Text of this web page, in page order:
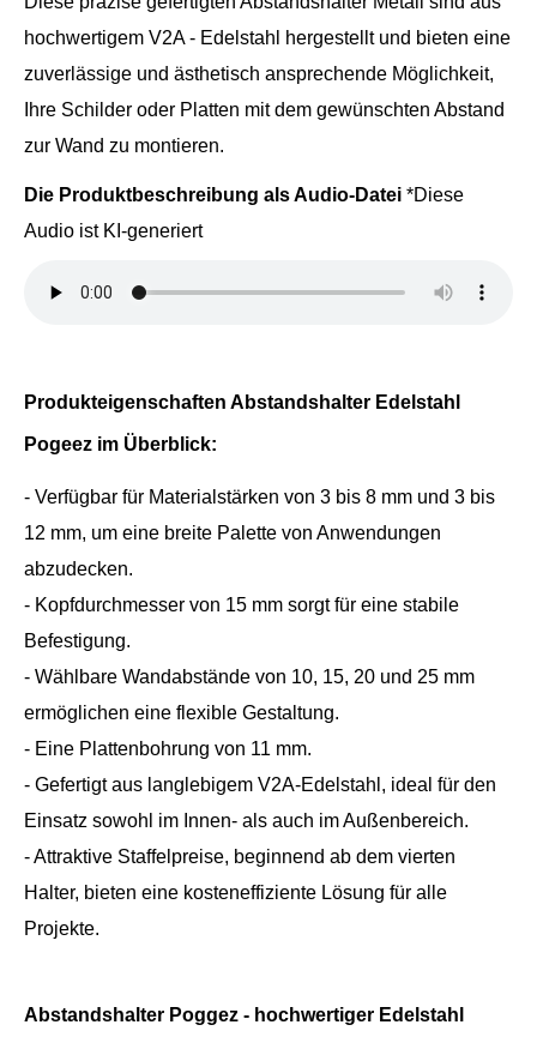
hochwertigem V2A - Edelstahl hergestellt und bieten eine
zuverlässige und ästhetisch ansprechende Möglichkeit,
Ihre Schilder oder Platten mit dem gewünschten Abstand
zur Wand zu montieren.
Die Produktbeschreibung als Audio-Datei *Diese
Audio ist KI-generiert
Produkteigenschaften Abstandshalter Edelstahl
Pogeez im Überblick:
- Verfügbar für Materialstärken von 3 bis 8 mm und 3 bis
12 mm, um eine breite Palette von Anwendungen
abzudecken.
- Kopfdurchmesser von 15 mm sorgt für eine stabile
Befestigung.
- Wählbare Wandabstände von 10, 15, 20 und 25 mm
ermöglichen eine flexible Gestaltung.
- Eine Plattenbohrung von 11 mm.
- Gefertigt aus langlebigem V2A-Edelstahl, ideal für den
Einsatz sowohl im Innen- als auch im Außenbereich.
- Attraktive Staffelpreise, beginnend ab dem vierten
Halter, bieten eine kosteneffiziente Lösung für alle
Projekte.
Abstandshalter Poggez - hochwertiger Edelstahl